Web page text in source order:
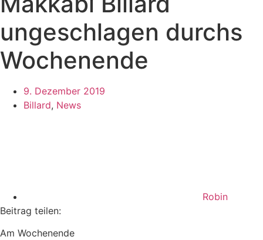
ungeschlagen durchs
Wochenende
9. Dezember 2019
Billard, News
Robin
Beitrag teilen:
Am Wochenende